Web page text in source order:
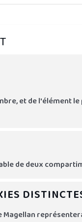
et de l'élément
de deux